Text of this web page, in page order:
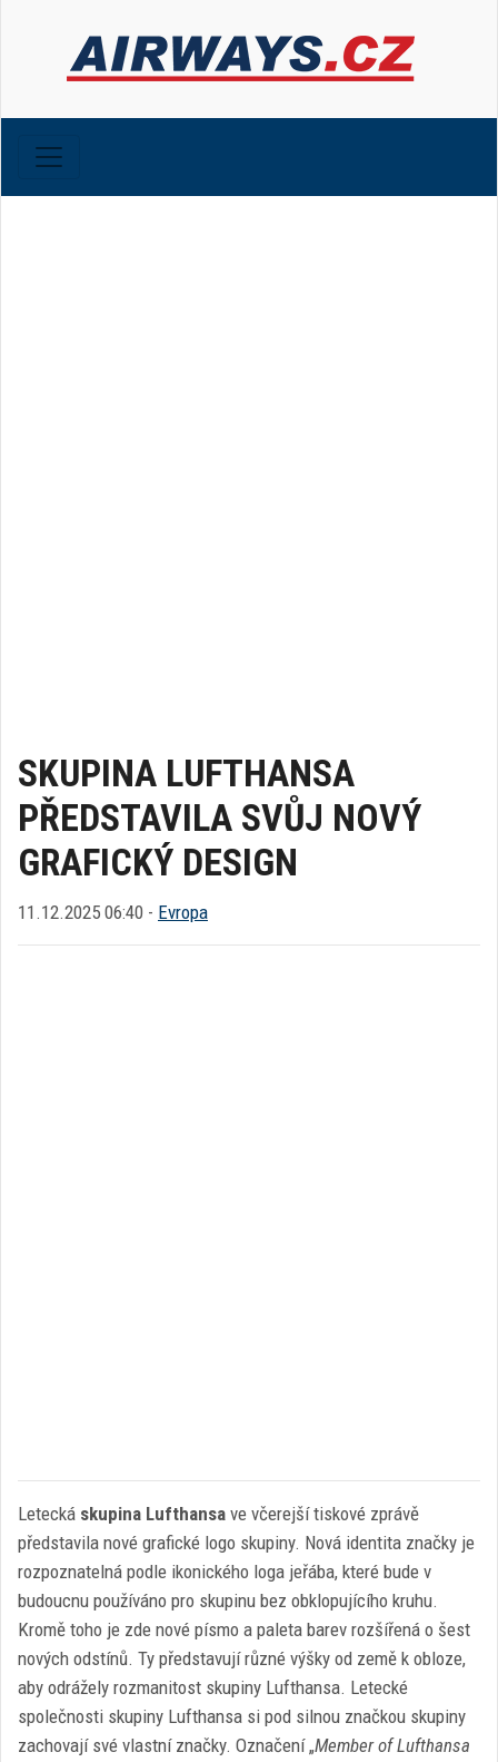
SKUPINA LUFTHANSA
PŘEDSTAVILA SVŮJ NOVÝ
GRAFICKÝ DESIGN
11.12.2025 06:40 - Evropa
Letecká skupina Lufthansa ve včerejší tiskové zprávě
představila nové grafické logo skupiny. Nová identita značky je
rozpoznatelná podle ikonického loga jeřába, které bude v
budoucnu používáno pro skupinu bez obklopujícího kruhu.
Kromě toho je zde nové písmo a paleta barev rozšířená o šest
nových odstínů. Ty představují různé výšky od země k obloze,
aby odrážely rozmanitost skupiny Lufthansa. Letecké
společnosti skupiny Lufthansa si pod silnou značkou skupiny
zachovají své vlastní značky. Označení „Member of Lufthansa